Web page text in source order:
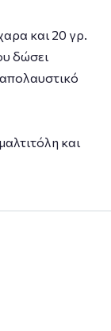
και 20 γρ.
δώσει
απολαυστικό
και